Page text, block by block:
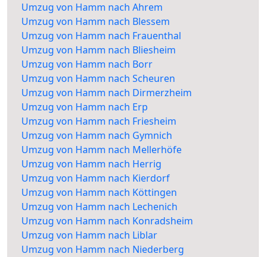
Umzug von Hamm nach Ahrem
Umzug von Hamm nach Blessem
Umzug von Hamm nach Frauenthal
Umzug von Hamm nach Bliesheim
Umzug von Hamm nach Borr
Umzug von Hamm nach Scheuren
Umzug von Hamm nach Dirmerzheim
Umzug von Hamm nach Erp
Umzug von Hamm nach Friesheim
Umzug von Hamm nach Gymnich
Umzug von Hamm nach Mellerhöfe
Umzug von Hamm nach Herrig
Umzug von Hamm nach Kierdorf
Umzug von Hamm nach Köttingen
Umzug von Hamm nach Lechenich
Umzug von Hamm nach Konradsheim
Umzug von Hamm nach Liblar
Umzug von Hamm nach Niederberg